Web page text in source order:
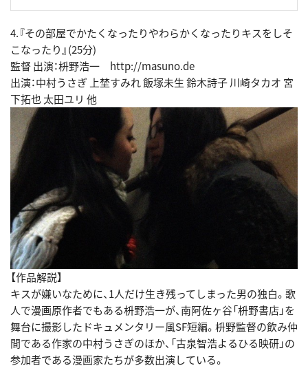
4.『その部屋でかたくなったりやわらかくなったりキスをしそ
こなったり』(25分)
監督 出演：枡野浩一 http://masuno.de
出演：中村うさぎ 上埜すみれ 飯塚未生 鈴木詩子 川崎タカオ 宮
下拓也 太田ユリ 他
【作品解説】
キスが嫌いなために、1人だけ生き残ってしまった男の独白。歌
人で漫画原作者でもある枡野浩一が、南阿佐ヶ谷「枡野書店」を
舞台に撮影したドキュメンタリー風SF短編。枡野監督の飲み仲
間である作家の中村うさぎのほか、「古泉智浩よるひる映研」の
参加者である漫画家たちが多数出演している。